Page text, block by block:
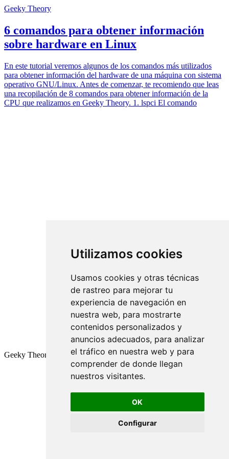
Utilizamos cookies
Usamos cookies y otras técnicas
de rastreo para mejorar tu
experiencia de navegación en
nuestra web, para mostrarte
contenidos personalizados y
anuncios adecuados, para analizar
el tráfico en nuestra web y para
comprender de donde llegan
nuestros visitantes.
OK
Configurar
Geeky Theory
6 comandos para obtener información
sobre hardware en Linux
En este tutorial veremos algunos de los comandos más utilizados
para obtener información del hardware de una máquina con sistema
operativo GNU/Linux. Antes de comenzar, te recomiendo que leas
una recopilación de 8 comandos para obtener información de la
CPU que realizamos en Geeky Theory. 1. lspci El comando
Geeky Theory © 2026